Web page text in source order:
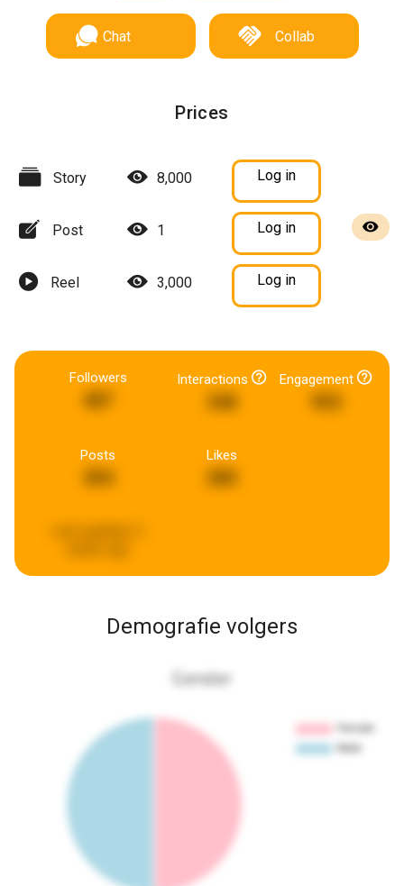
Chat Collab
Prices
Story 8,000 Log in
Post 1 Log in
Reel 3,000 Log in
Followers
487
Interactions
348
Engagement
Posts Likes
280
Demografie volgers
Gender